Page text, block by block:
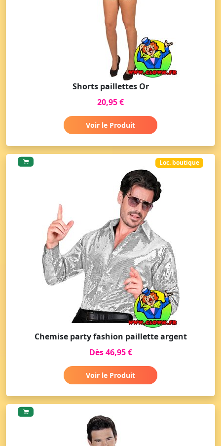
Shorts paillettes Or
20,95 €
Voir le Produit
Loc. boutique
Chemise party fashion paillette argent
Dès 46,95 €
Voir le Produit